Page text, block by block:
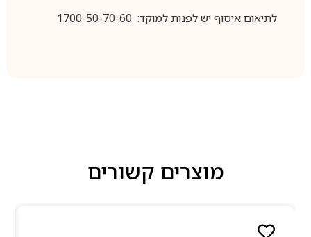
לתיאום איסוף יש לפנות למוקד: 1700-50-70-60
מוצרים קשורים